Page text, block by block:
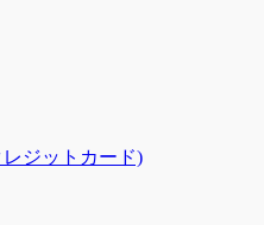
ジットカード)